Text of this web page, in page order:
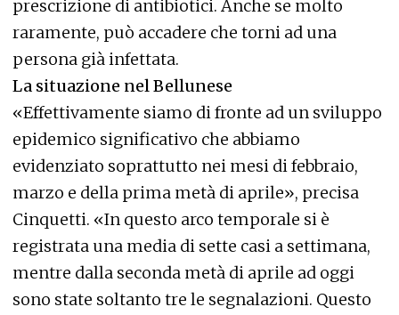
prescrizione di antibiotici. Anche se molto
raramente, può accadere che torni ad una
persona già infettata.
La situazione nel Bellunese
«Effettivamente siamo di fronte ad un sviluppo
epidemico significativo che abbiamo
evidenziato soprattutto nei mesi di febbraio,
marzo e della prima metà di aprile», precisa
Cinquetti. «In questo arco temporale si è
registrata una media di sette casi a settimana,
mentre dalla seconda metà di aprile ad oggi
sono state soltanto tre le segnalazioni. Questo